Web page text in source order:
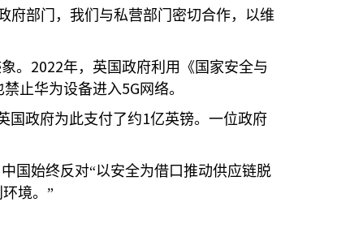
府部门，我们与私营部门密切合作，以维
。 2022年，英国政府利用《国家安全与
禁止华为设备进入5G 网络。
国政府为此支付了约1亿英镑。一位政府
国始终反对“以安全为借口推动供应链脱
境。”